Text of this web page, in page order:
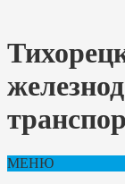
МЕНЮ